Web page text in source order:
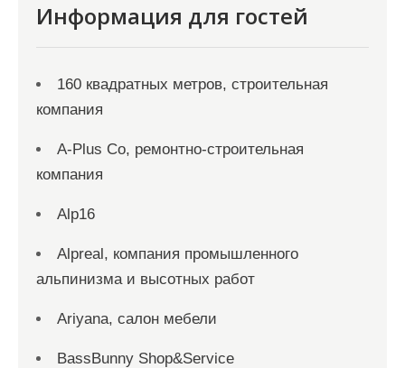
Информация для гостей
160 квадратных метров, строительная
компания
A-Plus Co, ремонтно-строительная
компания
Alp16
Alpreal, компания промышленного
альпинизма и высотных работ
Ariyana, салон мебели
BassBunny Shop&Service